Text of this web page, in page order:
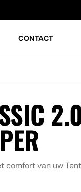
CONTACT
comfort van uw